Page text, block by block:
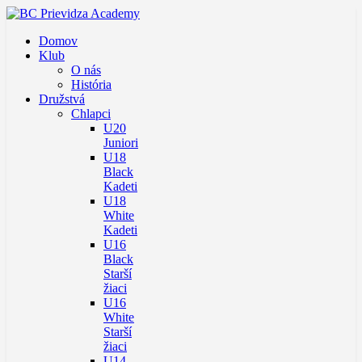
Domov
Klub
O nás
História
Družstvá
Chlapci
U20
Juniori
U18
Black
Kadeti
U18
White
Kadeti
U16
Black
Starší
žiaci
U16
White
Starší
žiaci